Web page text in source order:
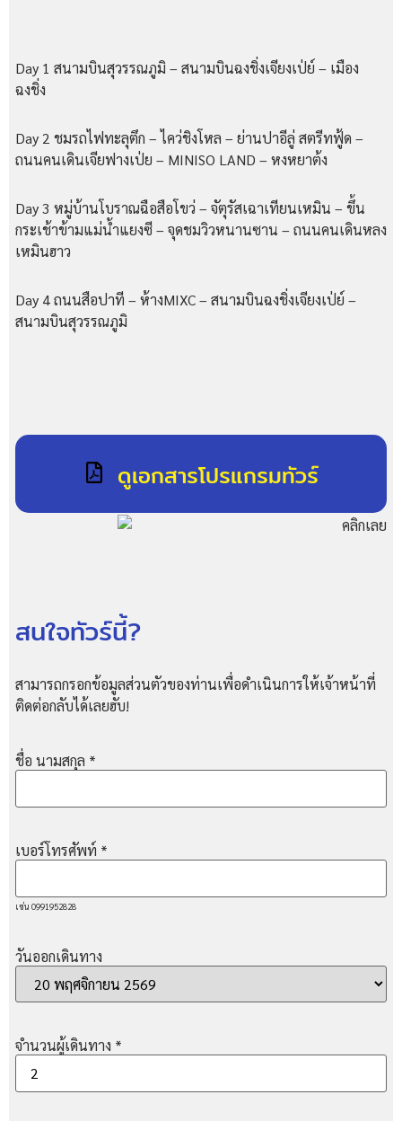
Day 1 สนามบินสุวรรณภูมิ – สนามบินฉงชิ่งเจียงเป่ย์ – เมือง
ฉงชิ่ง
Day 2 ชมรถไฟทะลุตึก – ไคว่ชิงโหล – ย่านปาอีลู่ สตรีทฟู้ด –
ถนนคนเดินเจียฟางเป่ย – MINISO LAND – หงหยาต้ง
Day 3 หมู่บ้านโบราณฉือสือโขว่ – จัตุรัสเฉาเทียนเหมิน – ขึ้น
กระเช้าข้ามแม่น้ําแยงซี – จุดชมวิวหนานซาน – ถนนคนเดินหลง
เหมินฮาว
Day 4 ถนนสือปาที – ห้างMIXC – สนามบินฉงชิ่งเจียงเป่ย์ –
สนามบินสุวรรณภูมิ
ดูเอกสารโปรแกรมทัวร์
สนใจทัวร์นี้?
สามารถกรอกข้อมูลส่วนตัวของท่านเพื่อดำเนินการให้เจ้าหน้าที่
ติดต่อกลับได้เลยฮับ!
ชื่อ นามสกุล *
เบอร์โทรศัพท์ *
เช่น 0991952828
วันออกเดินทาง
จำนวนผู้เดินทาง *